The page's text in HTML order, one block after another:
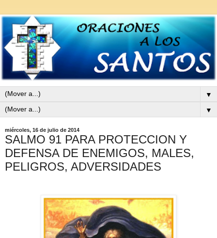
▼
▼
miércoles, 16 de julio de 2014
SALMO 91 PARA PROTECCION Y
DEFENSA DE ENEMIGOS, MALES,
PELIGROS, ADVERSIDADES